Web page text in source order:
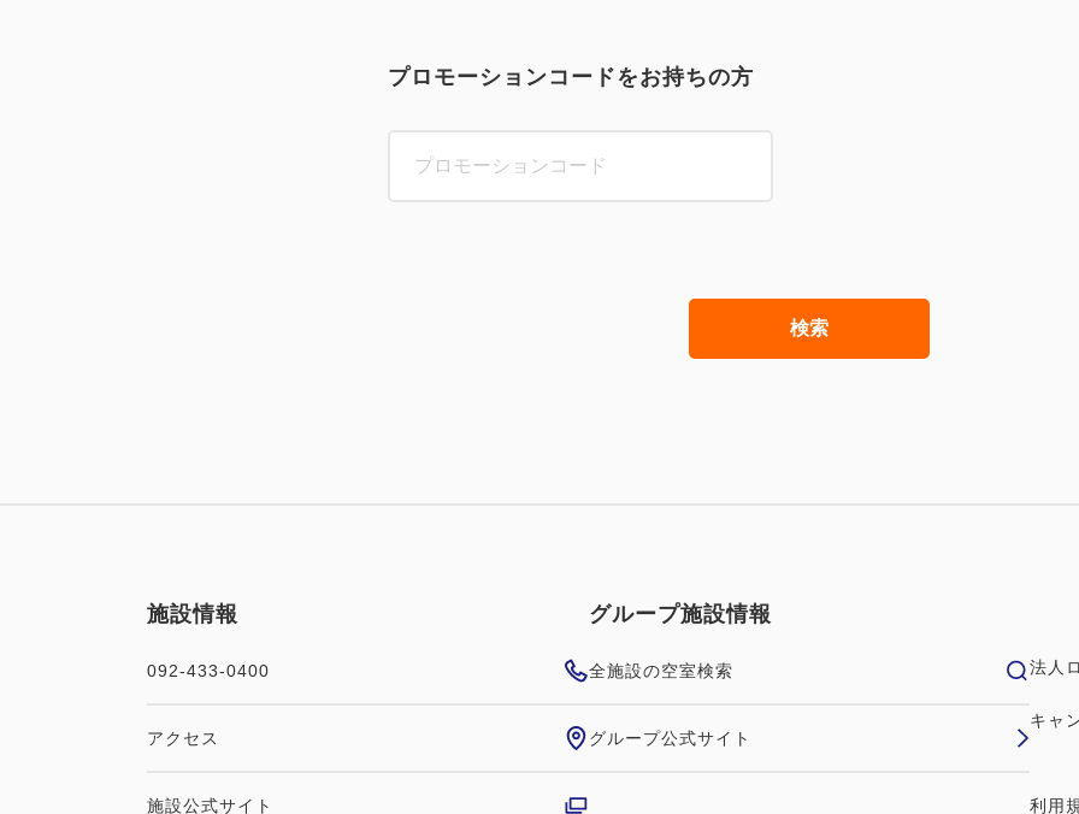
プロモーションコードをお持ちの方
検索
施設情報
092-433-0400
アクセス
施設公式サイト
グループ施設情報
全施設の空室検索
グループ公式サイト
法人
キャ
利用